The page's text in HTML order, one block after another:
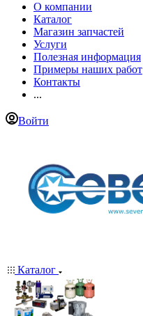
О компании
Каталог
Магазин запчастей
Услуги
Полезная информация
Примеры наших работ
Контакты
...
Войти
Каталог